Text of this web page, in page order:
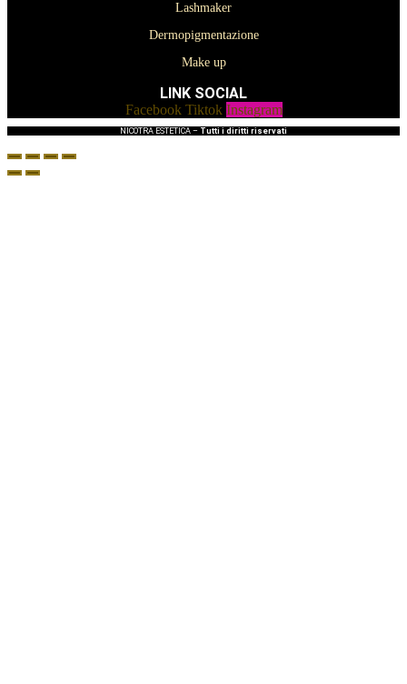
Lashmaker
Dermopigmentazione
Make up
LINK SOCIAL
Facebook Tiktok Instagram
NICOTRA ESTETICA – Tutti i diritti riservati